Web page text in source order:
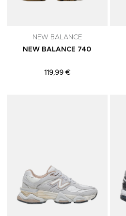
NEW BALANCE
NEW BALANCE 740
119,99 €